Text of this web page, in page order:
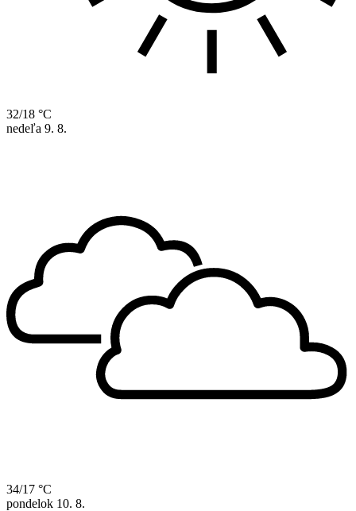
32/18 °C
nedeľa 9. 8.
34/17 °C
pondelok 10. 8.